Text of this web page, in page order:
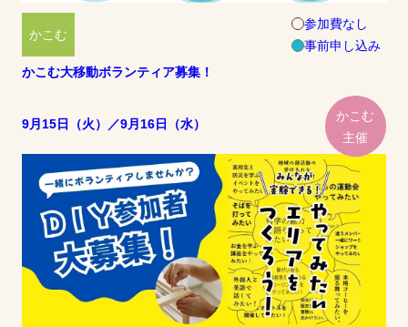
かこむ
参加費なし
事前申し込み
かこむ大移動ボランティア募集！
9月15日（火）／9月16日（水）
かこむ
主催